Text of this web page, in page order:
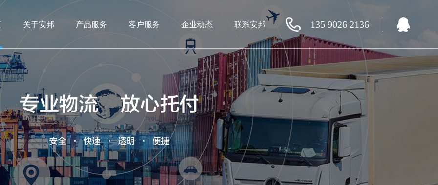
关于安邦 产品服务 客户服务 企业动态 联系安邦 135 9026 2136